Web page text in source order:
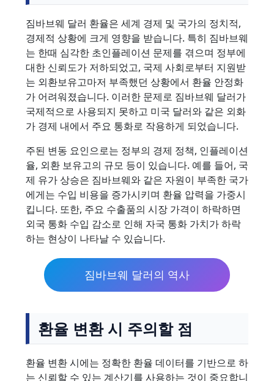
짐바브웨 달러 환율은 세계 경제 및 국가의 정치적,
경제적 상황에 크게 영향을 받습니다. 특히 짐바브웨
는 한때 심각한 초인플레이션 문제를 겪으며 정부에
대한 신뢰도가 저하되었고, 국제 사회로부터 지원받
는 외환보유고마저 부족했던 상황에서 환율 안정화
가 어려워졌습니다. 이러한 문제로 짐바브웨 달러가
국제적으로 사용되지 못하고 미국 달러와 같은 외화
가 경제 내에서 주요 통화로 작용하게 되었습니다.
주된 변동 요인으로는 정부의 경제 정책, 인플레이션
율, 외환 보유고의 규모 등이 있습니다. 예를 들어, 국
제 유가 상승은 짐바브웨와 같은 자원이 부족한 국가
에게는 수입 비용을 증가시키며 환율 압력을 가중시
킵니다. 또한, 주요 수출품의 시장 가격이 하락하면
외국 통화 수입 감소로 인해 자국 통화 가치가 하락
하는 현상이 나타날 수 있습니다.
짐바브웨 달러의 역사
환율 변환 시 주의할 점
환율 변환 시에는 정확한 환율 데이터를 기반으로 하
는 신뢰할 수 있는 계산기를 사용하는 것이 중요합니